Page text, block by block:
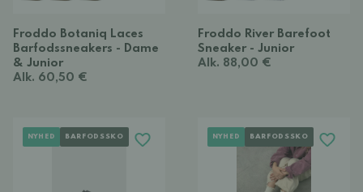
Froddo Botaniq Laces
Barfodssneakers - Dame
& Junior
Alk. 60,50 €
Froddo River Barefoot
Sneaker - Junior
Alk. 88,00 €
NYHED BARFODSSKO NYHED BARFODSSKO